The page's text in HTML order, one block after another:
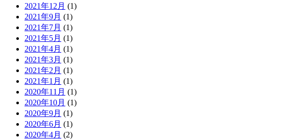
2021年12月 (1)
2021年9月 (1)
2021年7月 (1)
2021年5月 (1)
2021年4月 (1)
2021年3月 (1)
2021年2月 (1)
2021年1月 (1)
2020年11月 (1)
2020年10月 (1)
2020年9月 (1)
2020年6月 (1)
2020年4月 (2)